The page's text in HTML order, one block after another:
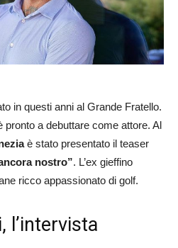
in questi anni al Grande Fratello.
pronto a debuttare come attore. Al
è stato presentato il teaser
nostro”. L’ex gieffino
ricco appassionato di golf.
l’intervista